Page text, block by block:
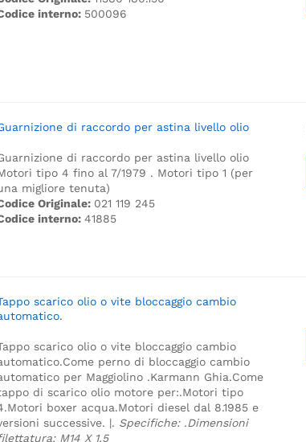
interno: 500096
di raccordo per astina livello olio
di raccordo per astina livello olio
tipo 4 fino al 7/1979 . Motori tipo 1 (per
migliore tenuta)
Originale: 021 119 245
interno: 41885
scarico olio o vite bloccaggio cambio
scarico olio o vite bloccaggio cambio
Come perno di bloccaggio cambio
per Maggiolino .Karmann Ghia.Come
di scarico olio motore per:.Motori tipo
Motori boxer acqua.Motori diesel dal 8.1985 e
successive. |. Specifiche: .Dimensioni
M14 X 1.5